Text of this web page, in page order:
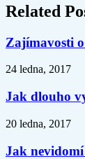
Related
Zajímavosti
24 ledna, 2017
Jak dlouho
20 ledna, 2017
Jak